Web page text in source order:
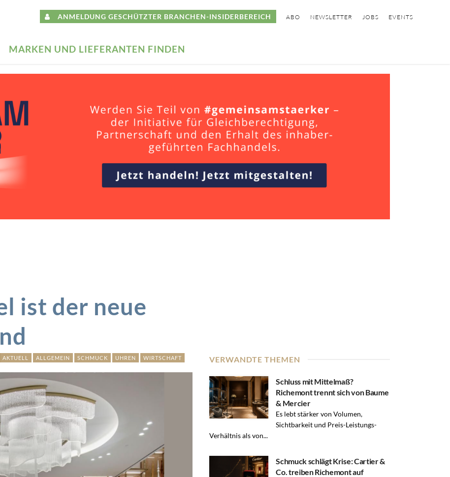
ANMELDUNG GESCHÜTZTER BRANCHEN-INSIDERBEREICH ABO NEWSLETTER JOBS EVENTS
MARKEN UND LIEFERANTEN FINDEN
ist der neue
AKTUELL ALLGEMEIN SCHMUCK UHREN WIRTSCHAFT VERWANDTE THEMEN
Schluss mit Mittelmaß?
Richemont trennt sich von Baume
& Mercier
Es lebt stärker von Volumen,
Sichtbarkeit und Preis-Leistungs-
Verhältnis als von...
Schmuck schlägt Krise: Cartier &
Co. treiben Richemont auf